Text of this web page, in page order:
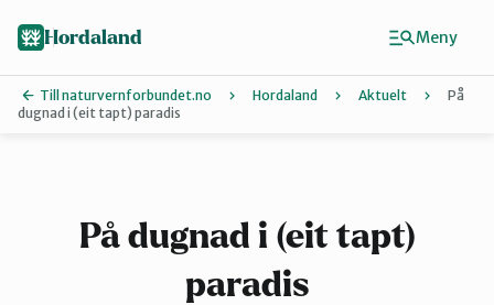
Hordaland
Till naturvernforbundet.no Hordaland Aktuelt
På
dugnad i (eit tapt) paradis
På dugnad i (eit tapt)
paradis